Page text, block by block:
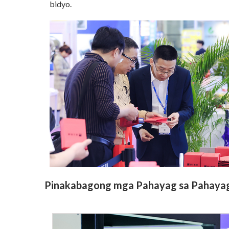
bidyo.
Pinakabagong mga Pahayag sa